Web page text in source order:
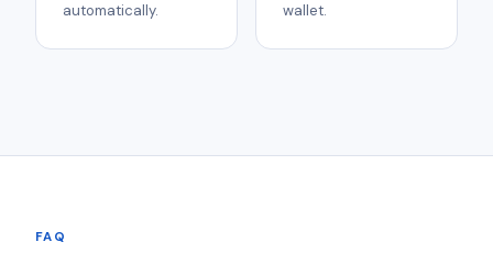
automatically.
wallet.
FAQ